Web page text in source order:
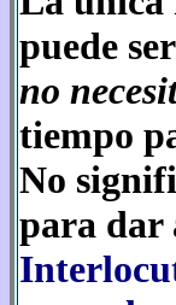
puede
no
tiempo
No
para